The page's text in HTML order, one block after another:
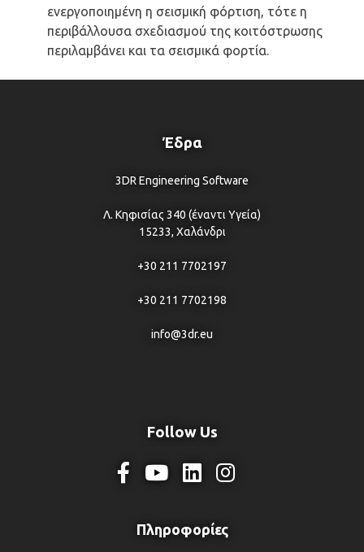
ενεργοποιημένη η σεισμική φόρτιση, τότε η
περιβάλλουσα σχεδιασμού της κοιτόστρωσης
περιλαμβάνει και τα σεισμικά φορτία.
Έδρα
3DR Engineering Software
Λ. Κηφισίας 340 (έναντι Υγεία)
15233, Χαλάνδρι
+30 211 7702197
+30 211 7702198
info@3dr.eu
Follow Us